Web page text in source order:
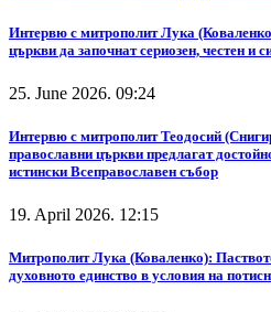
Интервю с митрополит Лука
църкви да започнат сериозен, честен и
25. June 2026. 09:24
Интервю с митрополит Теодосий
православни църкви предлагат
истински Всеправославен събор
19. April 2026. 12:15
Митрополит Лука (Коваленко):
духовното единство в условия на